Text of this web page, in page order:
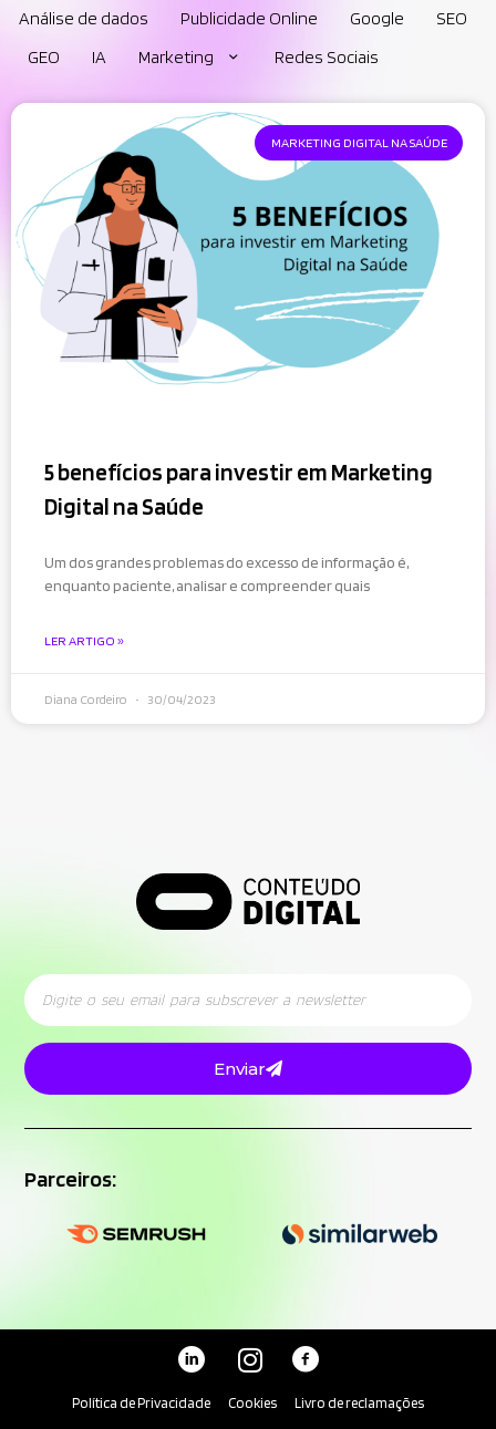
Análise de dados Publicidade Online Google
SEO
GEO
IA Marketing Redes Sociais
MARKETING DIGITAL NA SAÚDE
5 benefícios para investir em Marketing
Digital na Saúde
Um dos grandes problemas do excesso de informação é,
enquanto paciente, analisar e compreender quais
LER ARTIGO »
Diana Cordeiro 30/04/2023
Enviar
Parceiros:
Política de Privacidade Cookies Livro de reclamações